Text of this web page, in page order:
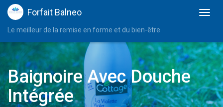
Forfait Balneo
Le meilleur de la remise en forme et du bien-être
Baignoire Avec Douche
Intégrée